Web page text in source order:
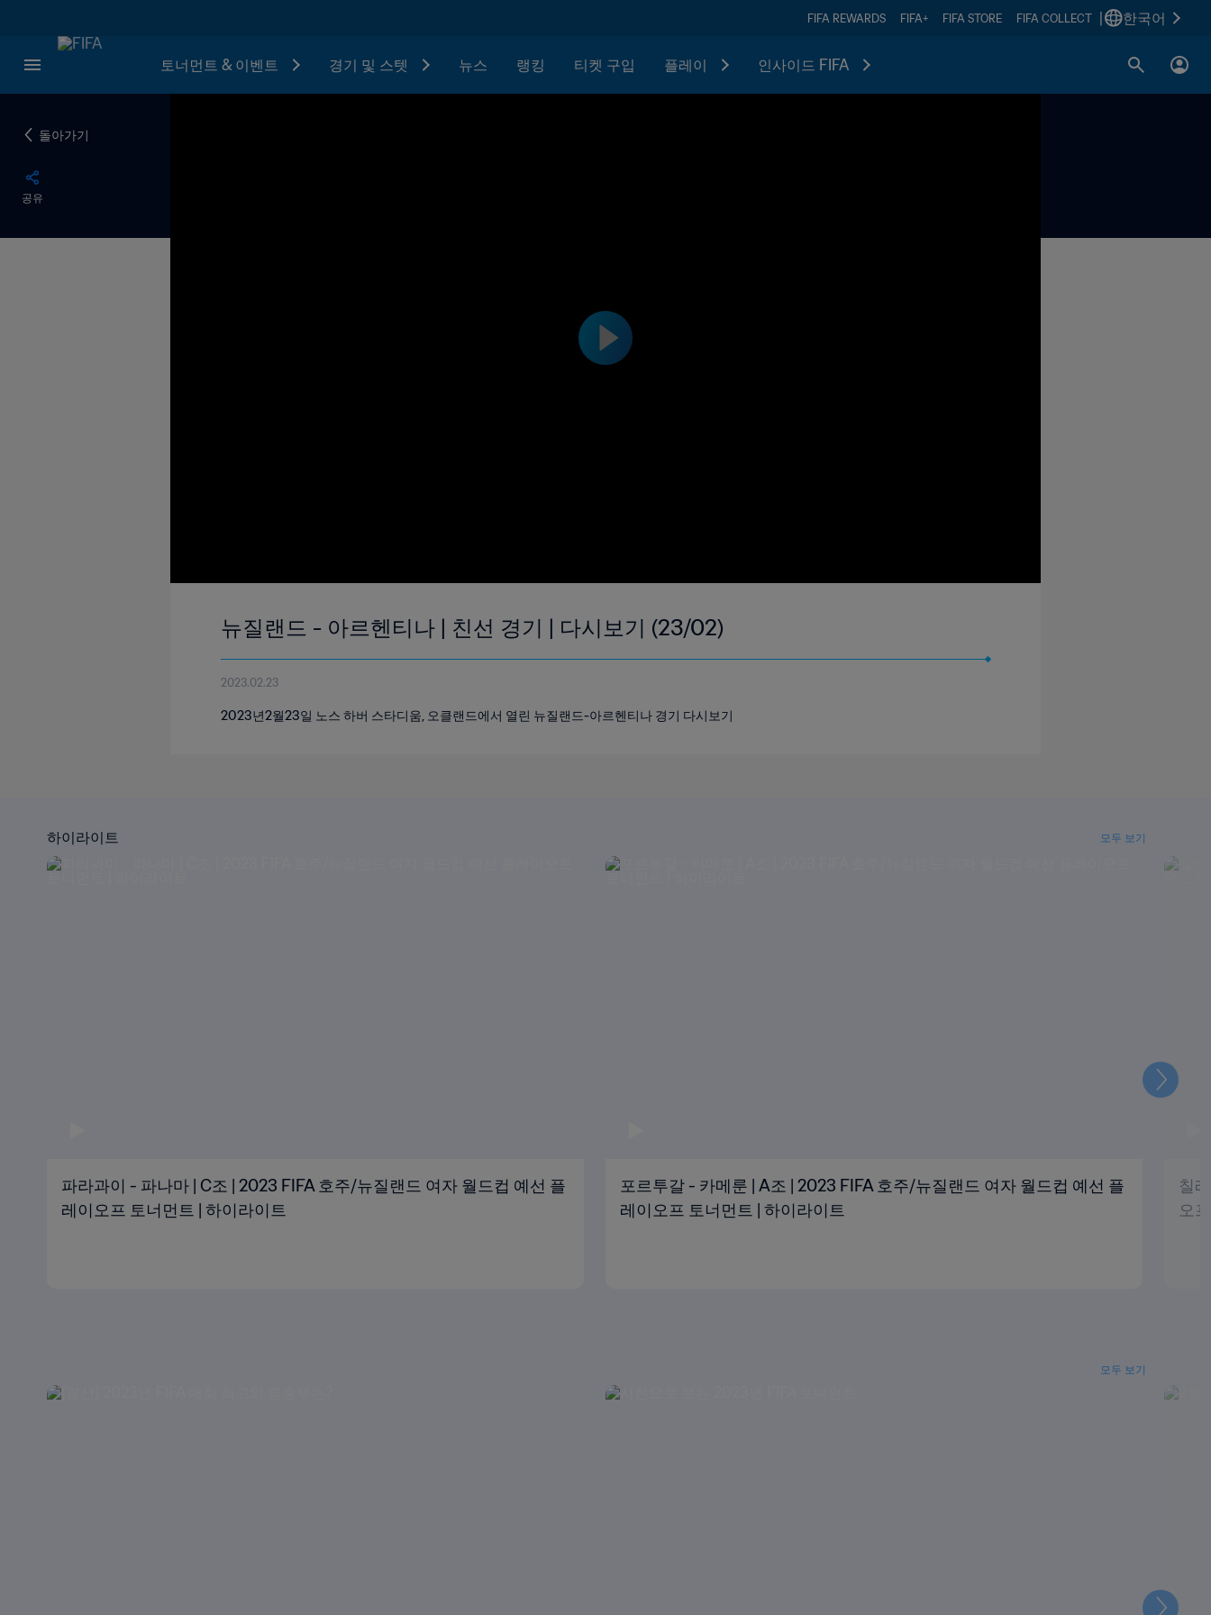
FIFA REWARDS FIFA+ FIFA STORE FIFA COLLECT 한국어
토너먼트 & 이벤트 경기 및 스텟 뉴스 랭킹 티켓 구입 플레이 인사이드 FIFA
돌아가기
공유
뉴질랜드 - 아르헨티나 | 친선 경기 | 다시보기 (23/02)
2023.02.23
2023년2월23일 노스 하버 스타디움, 오클랜드에서 열린 뉴질랜드-아르헨티나 경기 다시보기
하이라이트 모두 보기
파라과이 - 파나마 | C조 | 2023 FIFA 호주/뉴질랜드 여자 월드컵 예선 플
레이오프 토너먼트 | 하이라이트
포르투갈 - 카메룬 | A조 | 2023 FIFA 호주/뉴질랜드 여자 월드컵 예선 플
레이오프 토너먼트 | 하이라이트
칠
오
다
음
모두 보기